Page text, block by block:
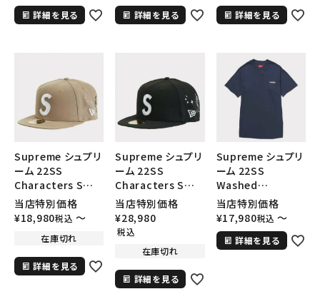
キーワードから探す
search
人気ワード 2025AW 2025SS
Tシャツ・ロングスリーブ
キャップ・ハット
パーカー・クルーネック
ショルダー・ウエストバッグ
ボックスロゴ
詳細を見る
ップ 帽子 レッド
詳細を見る
ップ 帽子 ロイヤル
詳細を見る
Supreme シュプリ
ーム 22SS
Characters S
Logo New Era
Cap キャラクターS
ロゴニューエラキャ
ップ 帽子 ブラウン
当店特別価格
¥18,980税込 〜
在庫切れ
詳細を見る
Supreme シュプリ
ーム 22SS
Characters S
Logo New Era
Cap キャラクターS
ロゴニューエラキャ
当店特別価格
¥28,980
税込
在庫切れ
詳細を見る
Supreme シュプリ
ーム 22SS
Washed
Handstyle S/S
Top Tee ウォッシ
ュハンドスタイルシ
ョートスリーブトッ
当店特別価格
¥17,980税込 〜
詳細を見る